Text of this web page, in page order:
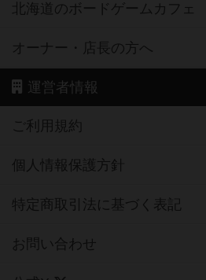
北海道のボードゲームカフェ
オーナー・店長の方へ
運営者情報
ご利用規約
個人情報保護方針
特定商取引法に基づく表記
お問い合わせ